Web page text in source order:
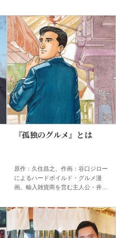
(1947年～2017年)の自筆原画約300
点を紹介した展覧会「描くひと 谷
口ジロー展」が現在世田谷文学館
（東京都世田谷区）で開催中だ
（2021年10月16日～2022年2月27
日）。 日本国内はもちろん、フラ
ンスなど海外でも高い評価を受け、
2011年にはフランス政府芸術文化
勲章（シュヴァリエ）も受章してい
る谷口氏。その画業の集大成ともい
うべき今回の展示は、繊細であまり
に緻密な描き込みに圧倒される感想
が多く、なかには『すごすぎてわけ
がわからない』という声もあったほ
『孤独のグルメ』とは
原作：久住昌之、作画：谷口ジロー
によるハードボイルド・グルメ漫
画。輸入雑貨商を営む主人公・井之
人で食事をする様子を淡々と描く。
雑誌『月刊PANJA』（扶桑社刊、現
在休刊）誌上で1994年から1996年
にかけて連載された。その後、兄弟